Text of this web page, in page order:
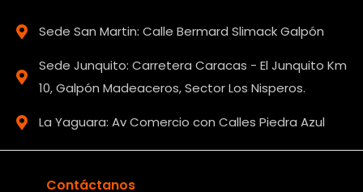
Contáctanos
Sede San Martin: Calle Bermard Slimack Galpón
Sede Junquito: Carretera Caracas - El Junquito Km
10, Galpón Madeaceros, Sector Los Nisperos.
La Yaguara: Av Comercio con Calles Piedra Azul